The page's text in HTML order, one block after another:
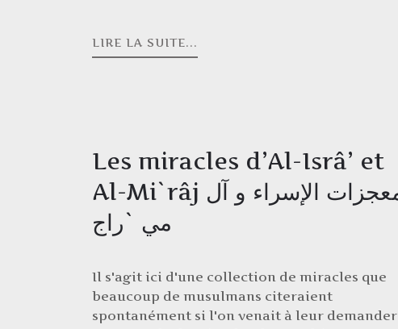
LIRE LA SUITE...
Les miracles d’Al-Isrâ’ et
Al-Mi`râj معجزات الإسراء و آل
مي `راج
Il s'agit ici d'une collection de miracles que
beaucoup de musulmans citeraient
spontanément si l'on venait à leur demander